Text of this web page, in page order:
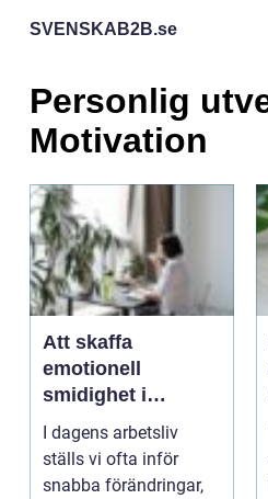
SVENSKAB2B.se
Personlig
Motivation
Att skaffa
emotionell
smidighet i
arbetslivet
I dagens arbetsliv
ställs vi ofta inför
snabba förändringar,